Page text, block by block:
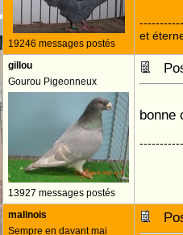
19246 messages postés
et
gillou
Gourou Pigeonneux
13927 messages postés
bonne
malinois
Sempre en davant mai